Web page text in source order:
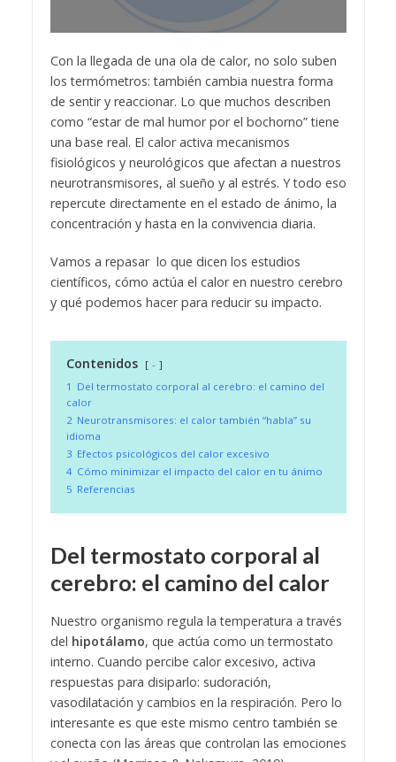
Con la llegada de una ola de calor, no solo suben
los termómetros: también cambia nuestra forma
de sentir y reaccionar. Lo que muchos describen
como “estar de mal humor por el bochorno” tiene
una base real. El calor activa mecanismos
fisiológicos y neurológicos que afectan a nuestros
neurotransmisores, al sueño y al estrés. Y todo eso
repercute directamente en el estado de ánimo, la
concentración y hasta en la convivencia diaria.
Vamos a repasar lo que dicen los estudios
científicos, cómo actúa el calor en nuestro cerebro
y qué podemos hacer para reducir su impacto.
Contenidos
-
1 Del termostato corporal al cerebro: el camino del
calor
2 Neurotransmisores: el calor también “habla” su
idioma
3 Efectos psicológicos del calor excesivo
4 Cómo minimizar el impacto del calor en tu ánimo
5 Referencias
Del termostato corporal al
cerebro: el camino del calor
Nuestro organismo regula la temperatura a través
del hipotálamo, que actúa como un termostato
interno. Cuando percibe calor excesivo, activa
respuestas para disiparlo: sudoración,
vasodilatación y cambios en la respiración. Pero lo
interesante es que este mismo centro también se
conecta con las áreas que controlan las emociones